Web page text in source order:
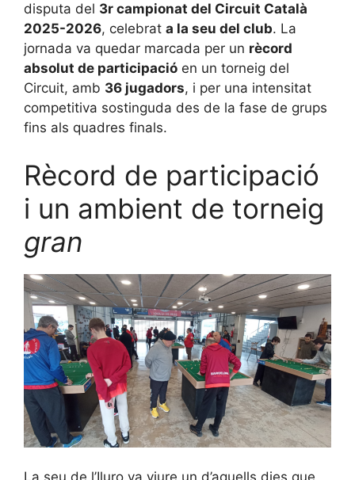
disputa del 3r campionat del Circuit Català
2025-2026, celebrat a la seu del club. La
jornada va quedar marcada per un rècord
absolut de participació en un torneig del
Circuit, amb 36 jugadors, i per una intensitat
competitiva sostinguda des de la fase de grups
fins als quadres finals.
Rècord de participació
i un ambient de torneig
gran
La seu de l’Iluro va viure un d’aquells dies que